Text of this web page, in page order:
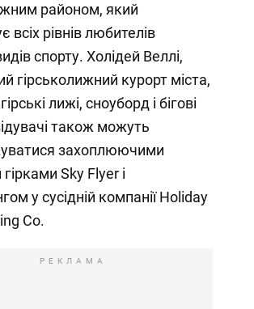
районом, який
всіх рівнів любителів
спорту. Холідей Веллі,
гірськолижний курорт міста,
лижі, сноуборд і бігові
також можуть
захоплюючими
Sky Flyer і
у сусідній компанії Holiday
Co.
РЕКЛАМА